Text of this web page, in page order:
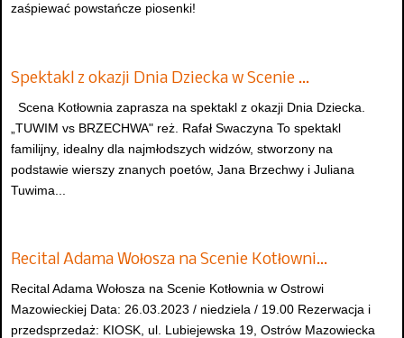
zaśpiewać powstańcze piosenki!
Spektakl z okazji Dnia Dziecka w Scenie …
Scena Kotłownia zaprasza na spektakl z okazji Dnia Dziecka.
„TUWIM vs BRZECHWA" reż. Rafał Swaczyna To spektakl
familijny, idealny dla najmłodszych widzów, stworzony na
podstawie wierszy znanych poetów, Jana Brzechwy i Juliana
Tuwima...
Recital Adama Wołosza na Scenie Kotłowni…
Recital Adama Wołosza na Scenie Kotłownia w Ostrowi
Mazowieckiej Data: 26.03.2023 / niedziela / 19.00 Rezerwacja i
przedsprzedaż: KIOSK, ul. Lubiejewska 19, Ostrów Mazowiecka